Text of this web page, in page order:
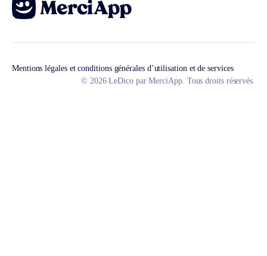
Mentions légales et conditions générales d’utilisation et de services
© 2026 LeDico par MerciApp. Tous droits réservés.